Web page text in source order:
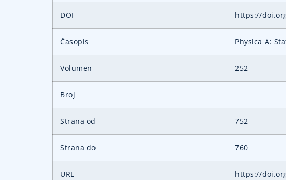
DOI https://
Časopis Physica A:
Volumen 252
Broj
Strana od 752
Strana do 760
URL https://